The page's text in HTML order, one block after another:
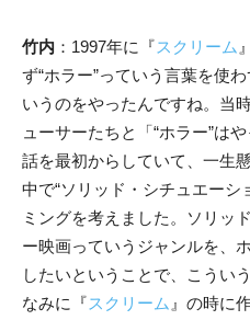
竹内 ：1997年に『スクリーム
ず“ホラー”っていう言葉を使
いうのをやったんですね。当
ューサーたちと「“ホラー”は
話を最初からしていて、一生
中で“ソリッド・シチュエーシ
ミングを考えました。ソリッ
ー映画っていうジャンルを、
したいということで、こうい
なみに『スクリーム 』 の時に